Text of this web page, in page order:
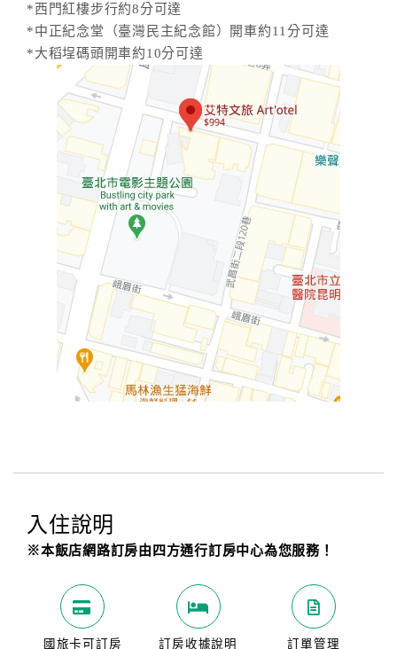
*西門紅樓步行約8分可達
*中正紀念堂（臺灣民主紀念館）開車約11分可達
*大稻埕碼頭開車約10分可達
入住說明
※本飯店網路訂房由四方通行訂房中心為您服務！
國旅卡可訂房 訂房收據說明 訂單管理